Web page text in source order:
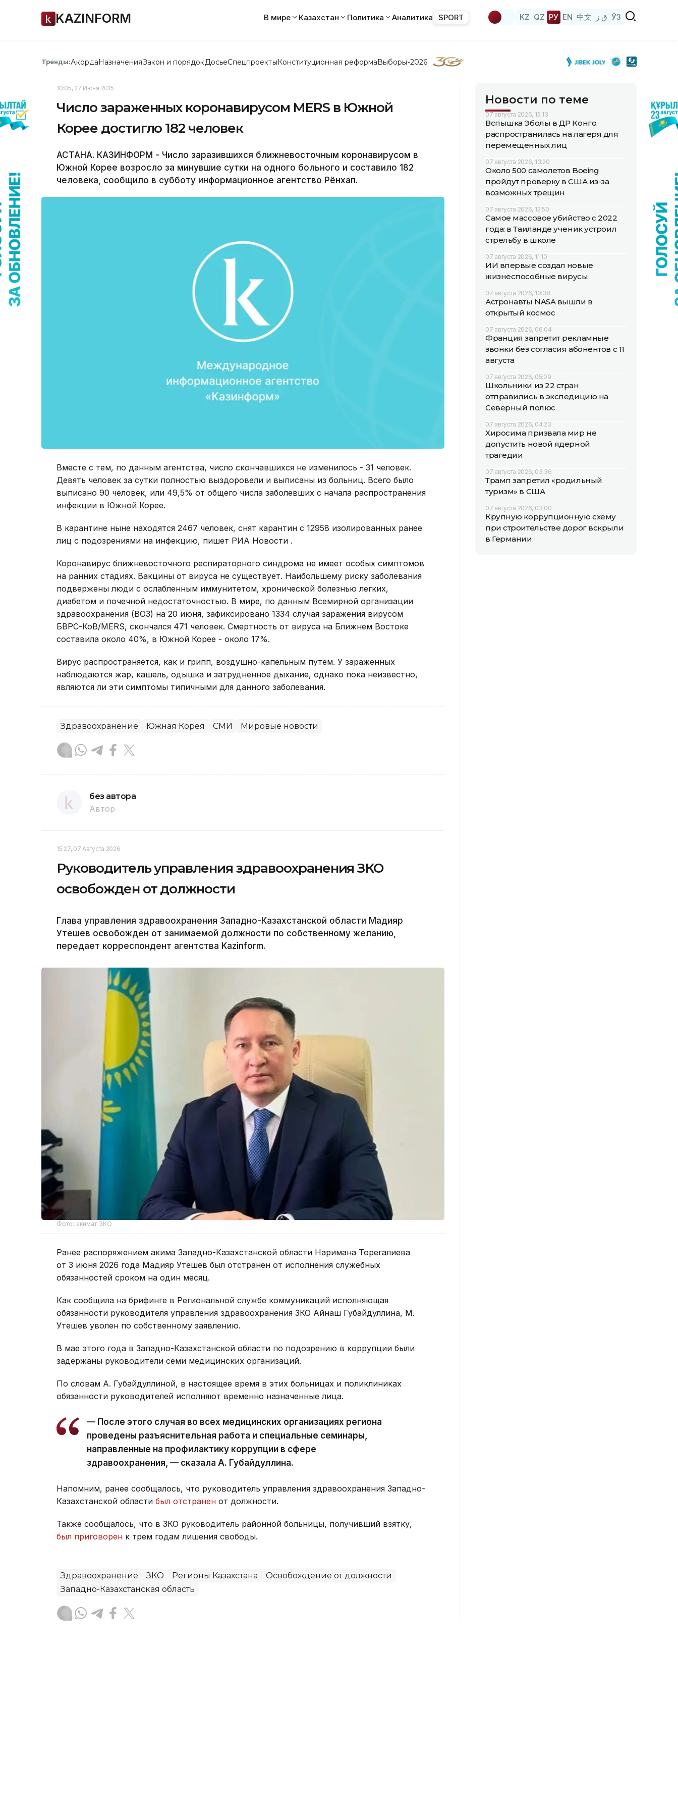
KAZINFORM В мире Казахстан Политика Аналитика SPORT KZ QZ РУ EN 中文 ق ز ЎЗ
Тренды:АкордаНазначенияЗакон и порядок ДосьеСпецпроектыКонституционная реформаВыборы-2026
10:05, 27 Июня 2015
Число зараженных коронавирусом MERS в Южной
Корее достигло 182 человек
АСТАНА. КАЗИНФОРМ - Число заразившихся ближневосточным коронавирусом в
Южной Корее возросло за минувшие сутки на одного больного и составило 182
человека, сообщило в субботу информационное агентство Рёнхап.
Вместе с тем, по данным агентства, число скончавшихся не изменилось - 31 человек.
Девять человек за сутки полностью выздоровели и выписаны из больниц. Всего было
выписано 90 человек, или 49,5% от общего числа заболевших с начала распространения
инфекции в Южной Корее.
В карантине ныне находятся 2467 человек, снят карантин с 12958 изолированных ранее
лиц с подозрениями на инфекцию, пишет РИА Новости .
Коронавирус ближневосточного респираторного синдрома не имеет особых симптомов
на ранних стадиях. Вакцины от вируса не существует. Наибольшему риску заболевания
подвержены люди с ослабленным иммунитетом, хронической болезнью легких,
диабетом и почечной недостаточностью. В мире, по данным Всемирной организации
здравоохранения (ВОЗ) на 20 июня, зафиксировано 1334 случая заражения вирусом
БВРС-КоВ/MERS, скончался 471 человек. Смертность от вируса на Ближнем Востоке
составила около 40%, в Южной Корее - около 17%.
Вирус распространяется, как и грипп, воздушно-капельным путем. У зараженных
наблюдаются жар, кашель, одышка и затрудненное дыхание, однако пока неизвестно,
являются ли эти симптомы типичными для данного заболевания.
Здравоохранение Южная Корея СМИ Мировые новости
без автора
Автор
15:27, 07 Августа 2026
Руководитель управления здравоохранения ЗКО
освобожден от должности
Глава управления здравоохранения Западно-Казахстанской области Мадияр
Утешев освобожден от занимаемой должности по собственному желанию,
передает корреспондент агентства Kazinform.
Фото: акимат ЗКО
Ранее распоряжением акима Западно-Казахстанской области Наримана Торегалиева
от 3 июня 2026 года Мадияр Утешев был отстранен от исполнения служебных
обязанностей сроком на один месяц.
Как сообщила на брифинге в Региональной службе коммуникаций исполняющая
обязанности руководителя управления здравоохранения ЗКО Айнаш Губайдуллина, М.
Утешев уволен по собственному заявлению.
В мае этого года в Западно-Казахстанской области по подозрению в коррупции были
задержаны руководители семи медицинских организаций.
По словам А. Губайдуллиной, в настоящее время в этих больницах и поликлиниках
обязанности руководителей исполняют временно назначенные лица.
— После этого случая во всех медицинских организациях региона
проведены разъяснительная работа и специальные семинары,
направленные на профилактику коррупции в сфере
здравоохранения, — сказала А. Губайдуллина.
Напомним, ранее сообщалось, что руководитель управления здравоохранения Западно-
Казахстанской области был отстранен от должности.
Также сообщалось, что в ЗКО руководитель районной больницы, получивший взятку,
был приговорен к трем годам лишения свободы.
Здравоохранение ЗКО Регионы Казахстана
Освобождение от должности
Западно-Казахстанская область
Новости по теме
07 августа 2026, 15:13
Вспышка Эболы в ДР Конго
распространилась на лагеря для
перемещенных лиц
07 августа 2026, 13:20
Около 500 самолетов Boeing
пройдут проверку в США из-за
возможных трещин
07 августа 2026, 12:50
Самое массовое убийство с 2022
года: в Таиланде ученик устроил
стрельбу в школе
07 августа 2026, 11:10
ИИ впервые создал новые
жизнеспособные вирусы
07 августа 2026, 10:38
Астронавты NASA вышли в
открытый космос
07 августа 2026, 06:04
Франция запретит рекламные
звонки без согласия абонентов с 11
августа
07 августа 2026, 05:09
Школьники из 22 стран
отправились в экспедицию на
Северный полюс
07 августа 2026, 04:23
Хиросима призвала мир не
допустить новой ядерной
трагедии
07 августа 2026, 03:36
Трамп запретил «родильный
туризм» в США
07 августа 2026, 03:00
Крупную коррупционную схему
при строительстве дорог вскрыли
в Германии